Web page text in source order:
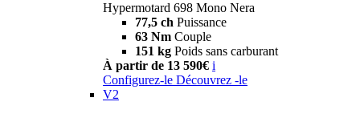
Hypermotard 698 Mono Nera
77,5 ch Puissance
63 Nm Couple
151 kg Poids sans carburant
À partir de 13 590€ i
Configurez-le Découvrez -le
V2